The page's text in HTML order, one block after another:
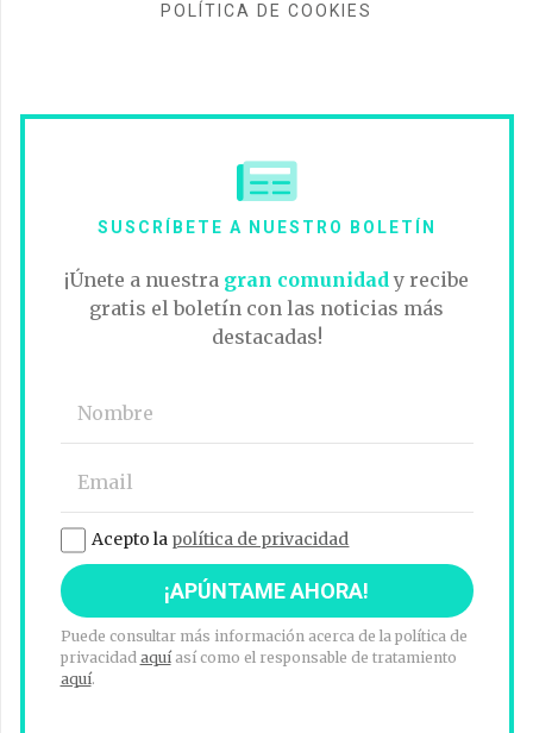
POLÍTICA DE COOKIES
SUSCRÍBETE A NUESTRO BOLETÍN
¡Únete a nuestra gran comunidady recibe
gratis el boletín con las noticias más
destacadas!
Acepto la política de privacidad
Puede consultar más información acerca de la política de
privacidad aquíasí como el responsable de tratamiento
aquí.